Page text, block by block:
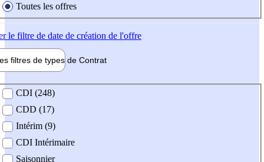
Toutes les offres
le filtre de date de création de l'offre
filtres de types de Contrat
contrat
CDI (248)
CDD (17)
Intérim (9)
CDI Intérimaire
Saisonnier